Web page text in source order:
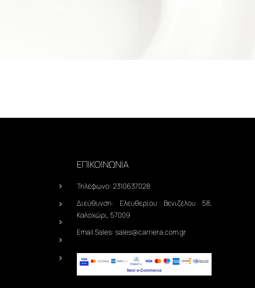
ΕΠΙΚΟΙΝΩΝΙΑ
Τηλέφωνο: 2310637028
Διεύθυνση: Ελευθερίου Βενιζέλου 58,
Καλοχώρι, 57009
Email Sales: sales@carriera.com.gr